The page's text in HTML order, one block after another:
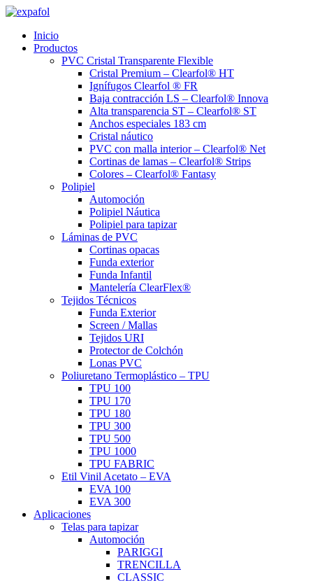
Ir
contenido
Inicio
Productos
PVC Cristal Transparente Flexible
Cristal Premium – Clearfol® HT
Ignífugos Clearfol ® FR
Baja contracción LS – Clearfol® Innova
Alta transparencia ST – Clearfol® ST
Anchos especiales 183 cm
Cristal náutico
PVC con malla interior – Clearfol® Net
Cortinas de lamas – Clearfol® Strips
Colores – Clearfol® Fantasy
Polipiel
Automoción
Polipiel Náutica
Polipiel para tapizar
Láminas de PVC
Cortinas opacas
Funda exterior
Funda Infantil
Mantelería ClearFlex®
Tejidos Técnicos
Funda Exterior
Screen / Mallas
Tejidos URI
Protector de Colchón
Lonas PVC
Poliuretano Termoplástico – TPU
TPU 100
TPU 170
TPU 180
TPU 300
TPU 500
TPU 1000
TPU FABRIC
Etil Vinil Acetato – EVA
EVA 100
EVA 300
Aplicaciones
Telas para tapizar
Automoción
PARIGGI
TRENCILLA
CLASSIC